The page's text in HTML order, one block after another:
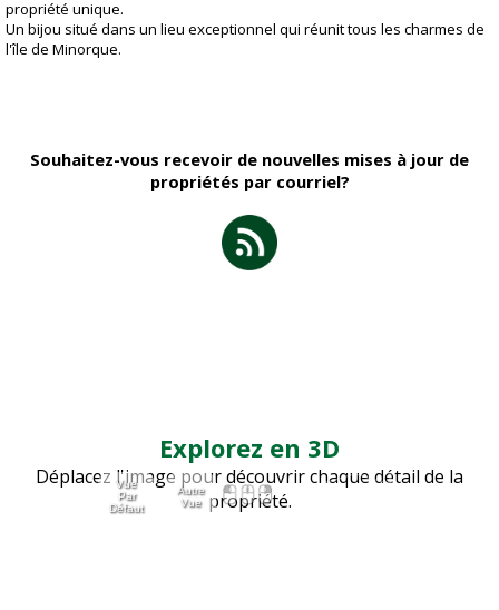
propriété unique.
Un bijou situé dans un lieu exceptionnel qui réunit tous les charmes de
l'île de Minorque.
Souhaitez-vous recevoir de nouvelles mises à jour de
propriétés par courriel?
Explorez en 3D
Déplacez l'image pour découvrir chaque détail de la
propriété.
Vue
Par
Défaut
Autre
Vue